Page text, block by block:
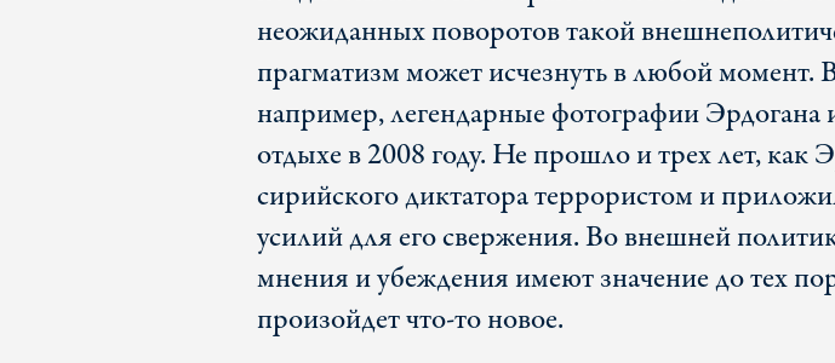
неожиданных поворотов такой
прагматизм может исчезнуть в любой момент.
например, легендарные фотографии Эрдогана
отдыхе в 2008 году. Не прошло и трех лет, как
сирийского диктатора террористом и
усилий для его свержения. Во внешней
мнения и убеждения имеют значение до тех
произойдет что-то новое.